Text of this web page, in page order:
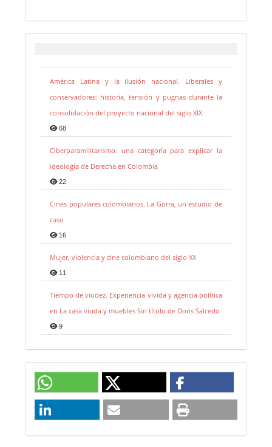
América Latina y la ilusión nacional. Liberales y
conservadores: historia, tensión y pugnas durante la
consolidación del proyecto nacional del siglo XIX
68
Ciberparamilitarismo: una categoría para explicar la
ideología de Derecha en Colombia
22
Cines populares colombianos. La Gorra, un estudio de
caso
16
Mujer, violencia y cine colombiano del siglo XX
11
Tiempo de viudez. Experiencia vivida y agencia política
en La casa viuda y muebles Sin título de Doris Salcedo
9